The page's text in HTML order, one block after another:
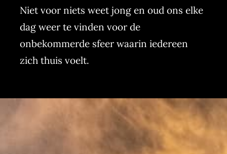
Niet voor niets weet jong en oud ons elke
dag weer te vinden voor de
onbekommerde sfeer waarin iedereen
zich thuis voelt.